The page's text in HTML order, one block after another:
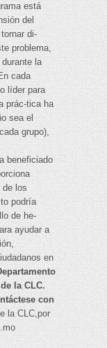
está
del
di-
problema,
la
cada
líder para
prác-tica ha
sea el
grupo),
beneficiado
de los
podría
de he-
ayudar a
en
la CLC.
con
la CLC,por